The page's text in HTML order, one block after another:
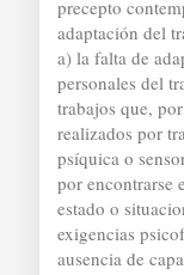
precepto
adaptación del
a) la falta de
personales del
trabajos que,
realizados por
psíquica o
por encontrarse
estado o
exigencias
ausencia de